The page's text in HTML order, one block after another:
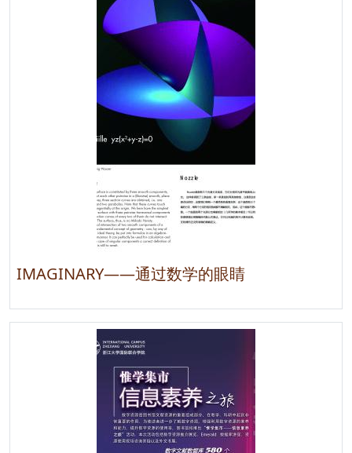
IMAGINARY——通过数学的眼睛